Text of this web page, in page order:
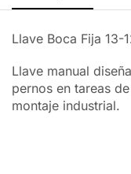
Llave Boca Fija 13-
Llave manual
pernos en tareas
montaje industrial.